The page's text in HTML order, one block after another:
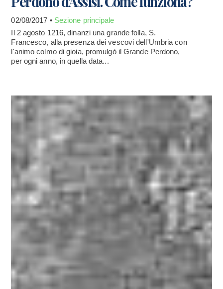
02/08/2017 • Sezione principale
Il 2 agosto 1216, dinanzi una grande folla, S.
Francesco, alla presenza dei vescovi dell'Umbria con
l'animo colmo di gioia, promulgò il Grande Perdono,
per ogni anno, in quella data...